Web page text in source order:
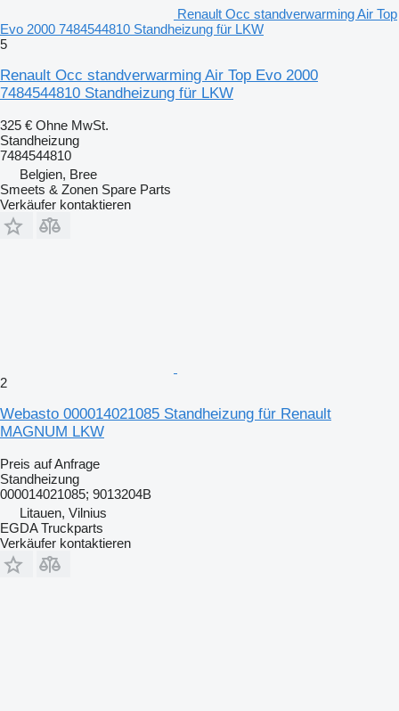
Renault Occ standverwarming Air Top
Evo 2000 7484544810 Standheizung für LKW
5
Renault Occ standverwarming Air Top Evo 2000
7484544810 Standheizung für LKW
325 € Ohne MwSt.
Standheizung
7484544810
Belgien, Bree
Smeets & Zonen Spare Parts
Verkäufer kontaktieren
2
Webasto 000014021085 Standheizung für Renault
MAGNUM LKW
Preis auf Anfrage
Standheizung
000014021085; 9013204B
Litauen, Vilnius
EGDA Truckparts
Verkäufer kontaktieren